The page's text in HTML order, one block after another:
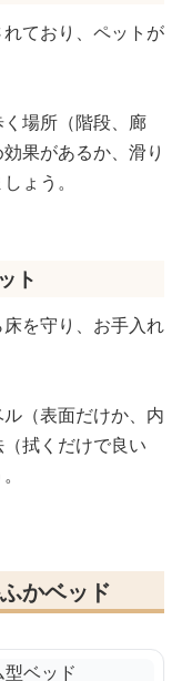
ており、ペットが
場所（階段、廊
果があるか、滑り
ょう。
ト
を守り、お手入れ
（表面だけか、内
拭くだけで良い
かベッド